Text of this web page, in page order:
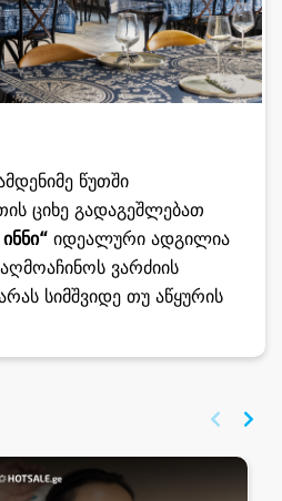
წუთში
ციხე გადაგეშლებათ
იდეალური ადგილია
ვარძიის
სიმშვიდე თუ აწყურის